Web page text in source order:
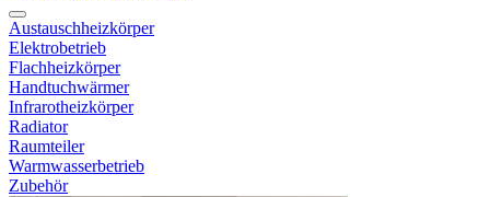
Austauschheizkörper
Elektrobetrieb
Flachheizkörper
Handtuchwärmer
Infrarotheizkörper
Radiator
Raumteiler
Warmwasserbetrieb
Zubehör